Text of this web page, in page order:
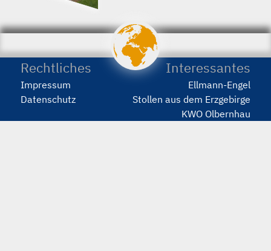
porstmann.com
wir
machen
Webseiten
Rechtliches
Impressum
Datenschutz
Interessantes
Ellmann-Engel
Stollen aus dem Erzgebirge
KWO Olbernhau